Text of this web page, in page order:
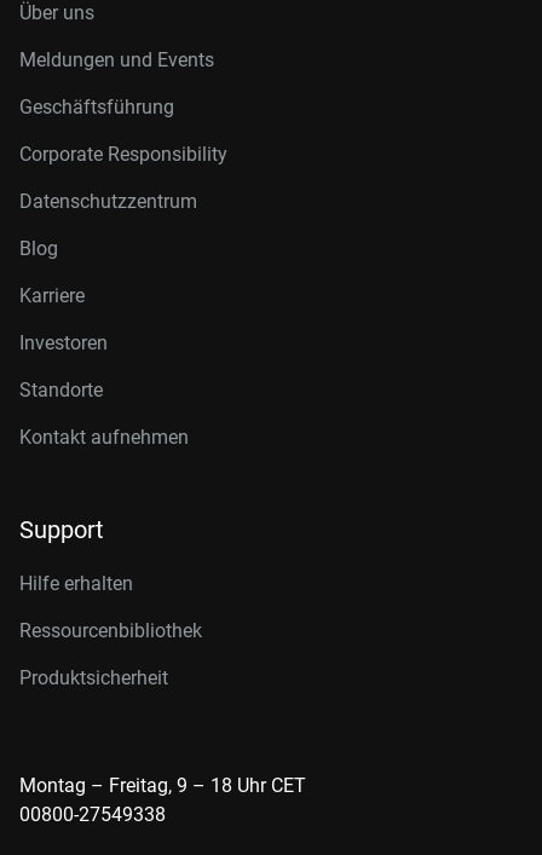
Über uns
Meldungen und Events
Geschäftsführung
Corporate Responsibility
Datenschutzzentrum
Blog
Karriere
Investoren
Standorte
Kontakt aufnehmen
Support
Hilfe erhalten
Ressourcenbibliothek
Produktsicherheit
Montag – Freitag, 9 – 18 Uhr CET
00800-27549338